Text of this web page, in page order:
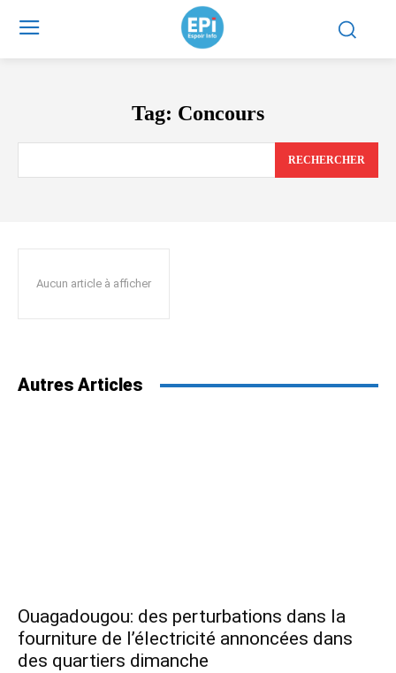
Tag: Concours
RECHERCHER
Aucun article à afficher
Autres Articles
Ouagadougou: des perturbations dans la
fourniture de l’électricité annoncées dans
des quartiers dimanche